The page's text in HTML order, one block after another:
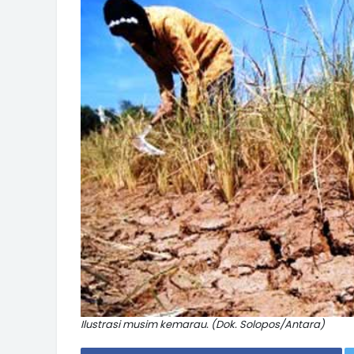
Ilustrasi musim kemarau. (Dok. Solopos/Antara)